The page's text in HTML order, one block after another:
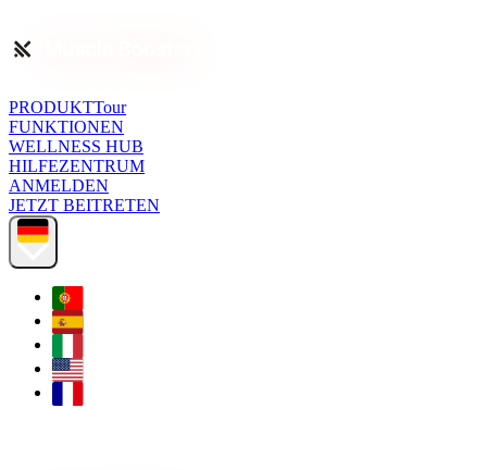
PRODUKTTour
FUNKTIONEN
WELLNESS HUB
HILFEZENTRUM
ANMELDEN
JETZT BEITRETEN